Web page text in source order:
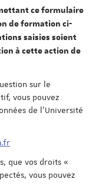
ce formulaire
de formation ci-
saisies soient
à cette action de
sur le
vous pouvez
de l'Université
que vos droits «
vous pouvez